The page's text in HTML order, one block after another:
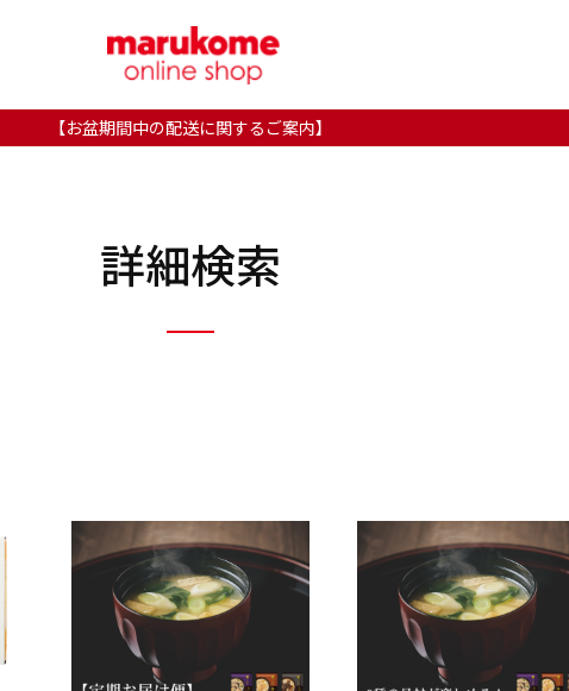
【お盆期間中の配送に関するご案内】
詳細検索